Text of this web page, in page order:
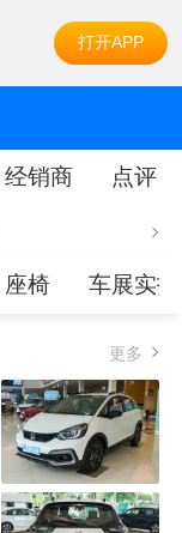
打开APP
经销商 点评
座椅 车展实拍
更多